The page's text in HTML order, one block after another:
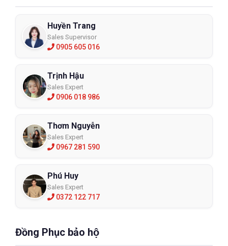
Huyền Trang
Sales Supervisor
0905 605 016
Trịnh Hậu
Sales Expert
0906 018 986
Thơm Nguyễn
Sales Expert
0967 281 590
Phú Huy
Sales Expert
0372 122 717
Đồng Phục bảo hộ